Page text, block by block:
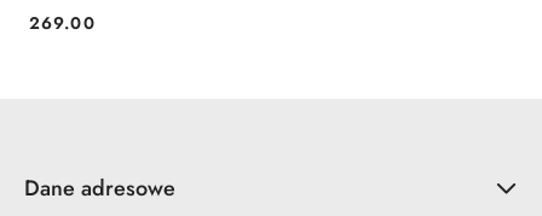
Cena:
269.00
Dane adresowe